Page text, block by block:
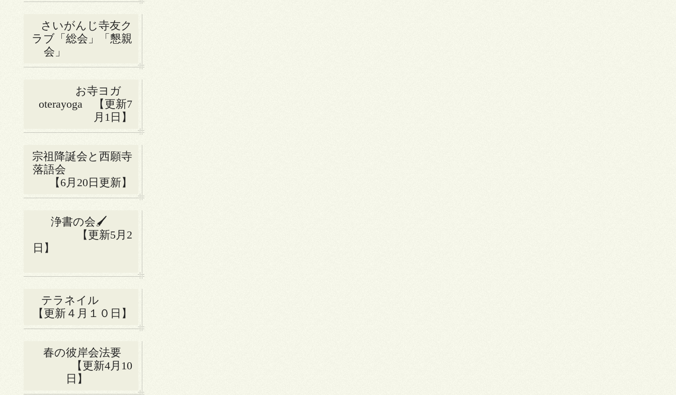
さいがんじ寺友ク
ラブ「総会」「懇親
会」
お寺ヨガ
oterayoga 【更新7
月1日】
宗祖降誕会と西願寺
落語会
【6月20日更新】
浄書の会🖌
【更新5月2
日】
テラネイル
【更新４月１０日】
春の彼岸会法要
【更新4月10
日】